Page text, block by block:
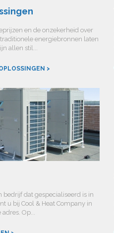
en de onzekerheid over
energiebronnen laten
allen stil...
>
bedrijf dat gespecialiseerd is in
u bij Cool & Heat Company in
Op...